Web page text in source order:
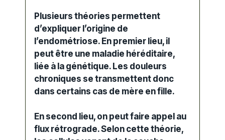
Plusieurs théories permettent
d’expliquer l’origine de
l’endométriose. En premier lieu, il
peut être une maladie héréditaire,
liée à la génétique. Les douleurs
chroniques se transmettent donc
dans certains cas de mère en fille.
En second lieu, on peut faire appel au
flux rétrograde. Selon cette théorie,